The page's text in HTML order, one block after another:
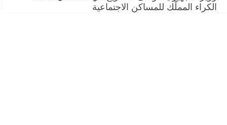
الكراء المملّك للمساكن الاجتماعية